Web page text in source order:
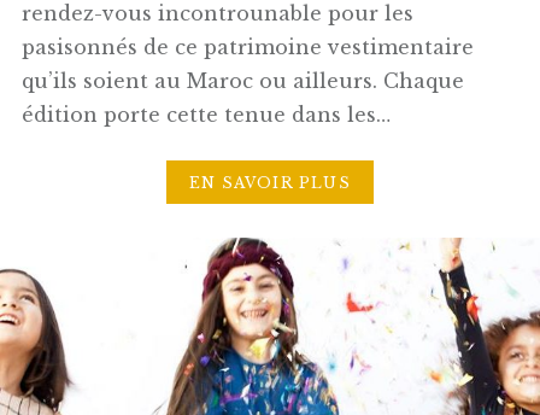
rendez-vous incontrounable pour les
pasisonnés de ce patrimoine vestimentaire
qu’ils soient au Maroc ou ailleurs. Chaque
édition porte cette tenue dans les…
EN SAVOIR PLUS